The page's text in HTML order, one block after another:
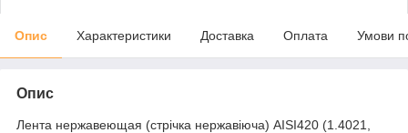
Опис Характеристики Доставка Оплата Умови
Опис
Лента нержавеющая (стрічка нержавіюча) AISI420 (1.4021,